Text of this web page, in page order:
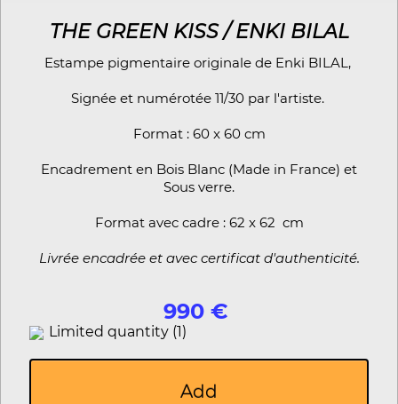
THE GREEN KISS / ENKI BILAL
Estampe pigmentaire originale de Enki BILAL,
Signée et numérotée 11/30 par l'artiste.
Format : 60 x 60 cm
Encadrement en Bois Blanc (Made in France) et
Sous verre.
Format avec cadre : 62 x 62 cm
Livrée encadrée et avec certificat d'authenticité.
990 €
Limited quantity (1)
Add